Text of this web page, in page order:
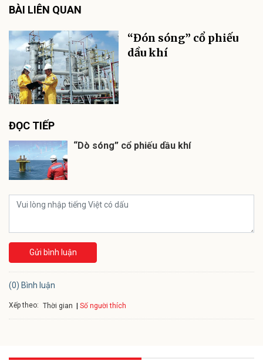
BÀI LIÊN QUAN
“Đón sóng” cổ phiếu
dầu khí
ĐỌC TIẾP
“Dò sóng” cổ phiếu dầu khí
Gửi bình luận
(0) Bình luận
Xếp theo: Thời gian Số người thích